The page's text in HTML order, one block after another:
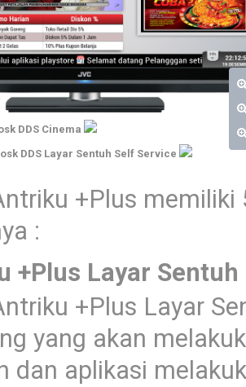
DDS Cinema
DDS Layar Sentuh Self Service
+Plus
:
+Plus Layar Sentuh
+Plus Layar
yang akan
dan aplikasi